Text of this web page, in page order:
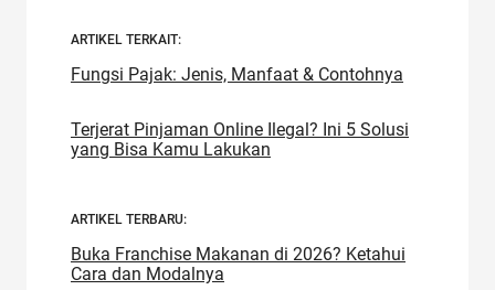
ARTIKEL TERKAIT:
Fungsi Pajak: Jenis, Manfaat & Contohnya
Terjerat Pinjaman Online Ilegal? Ini 5 Solusi
yang Bisa Kamu Lakukan
ARTIKEL TERBARU:
Buka Franchise Makanan di 2026? Ketahui
Cara dan Modalnya